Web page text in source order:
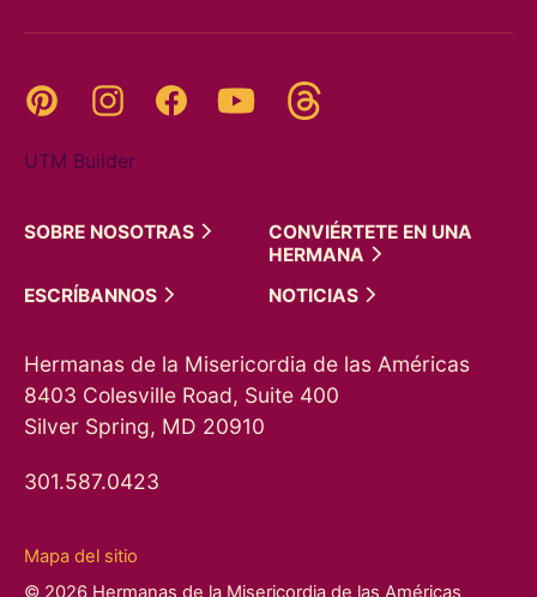
Pinterest InstagramFacebookYouTube
UTM Builder
SOBRE NOSOTRAS
CONVIÉRTETE EN UNA
HERMANA
ESCRÍBANNOS
NOTICIAS
Hermanas de la Misericordia de las Américas
8403 Colesville Road, Suite 400
Silver Spring, MD 20910
301.587.0423
Mapa del sitio
© 2026 Hermanas de la Misericordia de las Américas